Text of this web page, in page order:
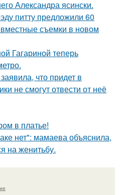
Александра ясински.
питту предложили 60
съемки в новом
Гагариной теперь
что придет в
не смогут отвести от неё
в платье!
нет": мамаева объяснила,
на женитьбу.